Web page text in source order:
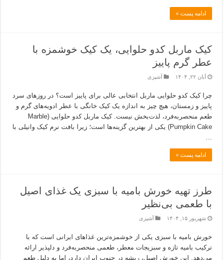
ادامه پست »
کیک ماربل کدو حلوایی، یک کیک خوشمزه با
عطر گرم پاییز
آبان ۲۲, ۱۴۰۴ آشپزی
چرا کیک کدو حلوایی ماربل انتخابی عالی برای پاییز است؟ در روزهای سرد
پاییز و زمستان، هیچ چیز به اندازه یک کیک خانگی با عطر ادویه‌های گرم و
طعم منحصربه‌فرد، لذت‌بخش نیست. کیک ماربل کدو حلوایی (Marble
Pumpkin Cake) یکی از بهترین گزینه‌ها است؛ زیرا بافت نرم کیک وانیلی با
ادامه پست »
طرز تهیه خورش بامیه با سبزی یک غذای اصیل
با طعمی بی‌نظیر
شهریور ۱۵, ۱۴۰۴ آشپزی
خورش بامیه با سبزی یکی از خوشمزه‌ترین غذاهای ایرانی است که با
ترکیب بامیه تازه و سبزیجات معطر، طعمی منحصربه‌فرد و دلپذیر ارائه
می‌دهد. این خورش اصیل، ریشه در جنوب ایران دارد، اما به دلیل طعم